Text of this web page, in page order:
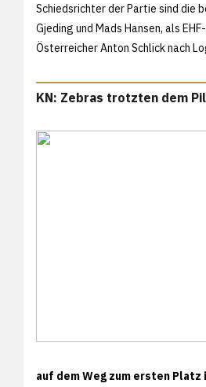
Schiedsrichter der Partie sind die
Gjeding und Mads Hansen, als
Österreicher Anton Schlick nach
KN: Zebras trotzten dem
auf dem Weg zum ersten Platz